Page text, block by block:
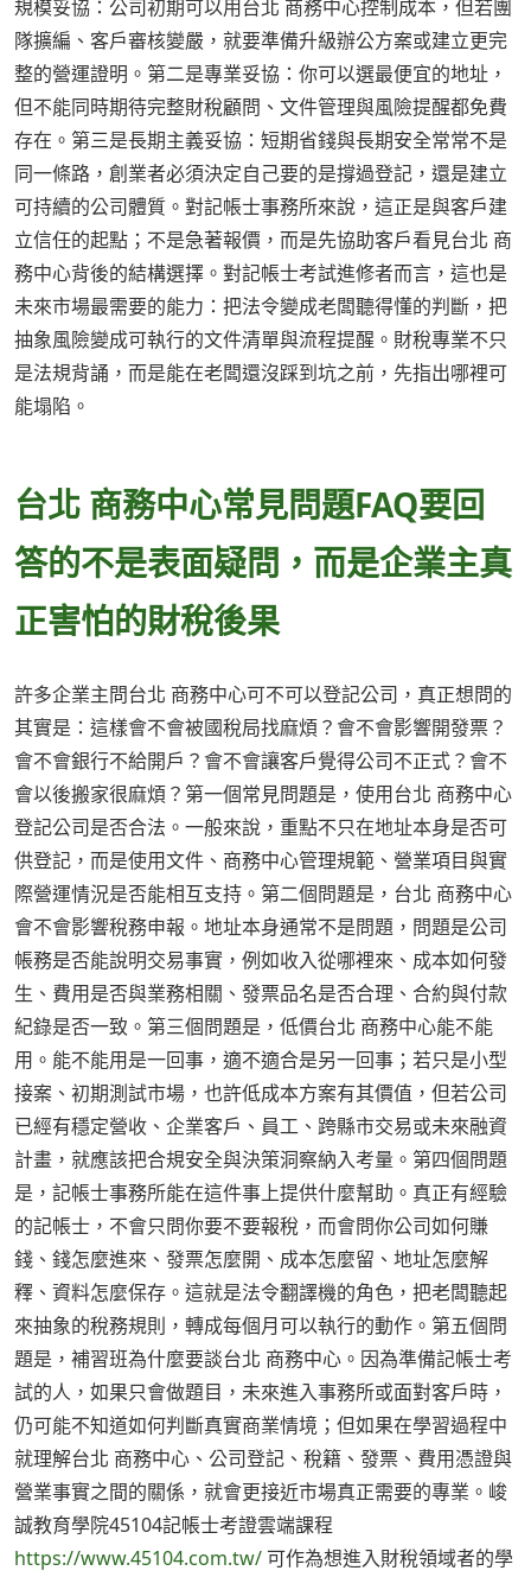
規模妥協：公司初期可以用台北 商務中心控制成本，但若團
隊擴編、客戶審核變嚴，就要準備升級辦公方案或建立更完
整的營運證明。第二是專業妥協：你可以選最便宜的地址，
但不能同時期待完整財稅顧問、文件管理與風險提醒都免費
存在。第三是長期主義妥協：短期省錢與長期安全常常不是
同一條路，創業者必須決定自己要的是撐過登記，還是建立
可持續的公司體質。對記帳士事務所來說，這正是與客戶建
立信任的起點；不是急著報價，而是先協助客戶看見台北 商
務中心背後的結構選擇。對記帳士考試進修者而言，這也是
未來市場最需要的能力：把法令變成老闆聽得懂的判斷，把
抽象風險變成可執行的文件清單與流程提醒。財稅專業不只
是法規背誦，而是能在老闆還沒踩到坑之前，先指出哪裡可
能塌陷。
台北 商務中心常見問題FAQ要回
答的不是表面疑問，而是企業主真
正害怕的財稅後果
許多企業主問台北 商務中心可不可以登記公司，真正想問的
其實是：這樣會不會被國稅局找麻煩？會不會影響開發票？
會不會銀行不給開戶？會不會讓客戶覺得公司不正式？會不
會以後搬家很麻煩？第一個常見問題是，使用台北 商務中心
登記公司是否合法。一般來說，重點不只在地址本身是否可
供登記，而是使用文件、商務中心管理規範、營業項目與實
際營運情況是否能相互支持。第二個問題是，台北 商務中心
會不會影響稅務申報。地址本身通常不是問題，問題是公司
帳務是否能說明交易事實，例如收入從哪裡來、成本如何發
生、費用是否與業務相關、發票品名是否合理、合約與付款
紀錄是否一致。第三個問題是，低價台北 商務中心能不能
用。能不能用是一回事，適不適合是另一回事；若只是小型
接案、初期測試市場，也許低成本方案有其價值，但若公司
已經有穩定營收、企業客戶、員工、跨縣市交易或未來融資
計畫，就應該把合規安全與決策洞察納入考量。第四個問題
是，記帳士事務所能在這件事上提供什麼幫助。真正有經驗
的記帳士，不會只問你要不要報稅，而會問你公司如何賺
錢、錢怎麼進來、發票怎麼開、成本怎麼留、地址怎麼解
釋、資料怎麼保存。這就是法令翻譯機的角色，把老闆聽起
來抽象的稅務規則，轉成每個月可以執行的動作。第五個問
題是，補習班為什麼要談台北 商務中心。因為準備記帳士考
試的人，如果只會做題目，未來進入事務所或面對客戶時，
仍可能不知道如何判斷真實商業情境；但如果在學習過程中
就理解台北 商務中心、公司登記、稅籍、發票、費用憑證與
營業事實之間的關係，就會更接近市場真正需要的專業。峻
誠教育學院45104記帳士考證雲端課程
https://www.45104.com.tw/ 可作為想進入財稅領域者的學